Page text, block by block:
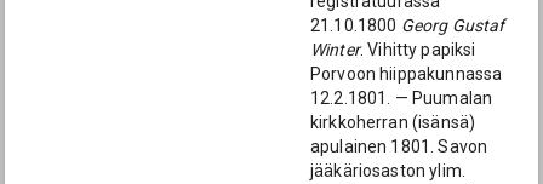
21.10.1800 Georg Gustaf
Winter. Vihitty papiksi
Porvoon hiippakunnassa
12.2.1801. — Puumalan
kirkkoherran (isänsä)
apulainen 1801. Savon
jääkäriosaston ylim.